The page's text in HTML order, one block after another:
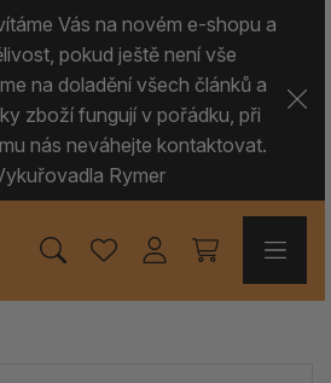
Vás na novém e-shopu a
pokud ještě není vše
na doladění všech článků a
zboží fungují v pořádku, při
nás neváhejte kontaktovat.
Rymer